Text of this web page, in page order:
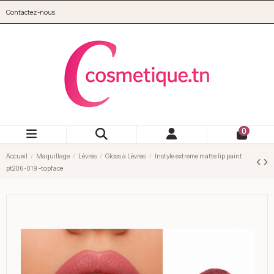
Contactez-nous
0
Accueil Maquillage Lèvres Gloss à Lèvres
Instyle extreme matte lip paint
pt206-019 -topface